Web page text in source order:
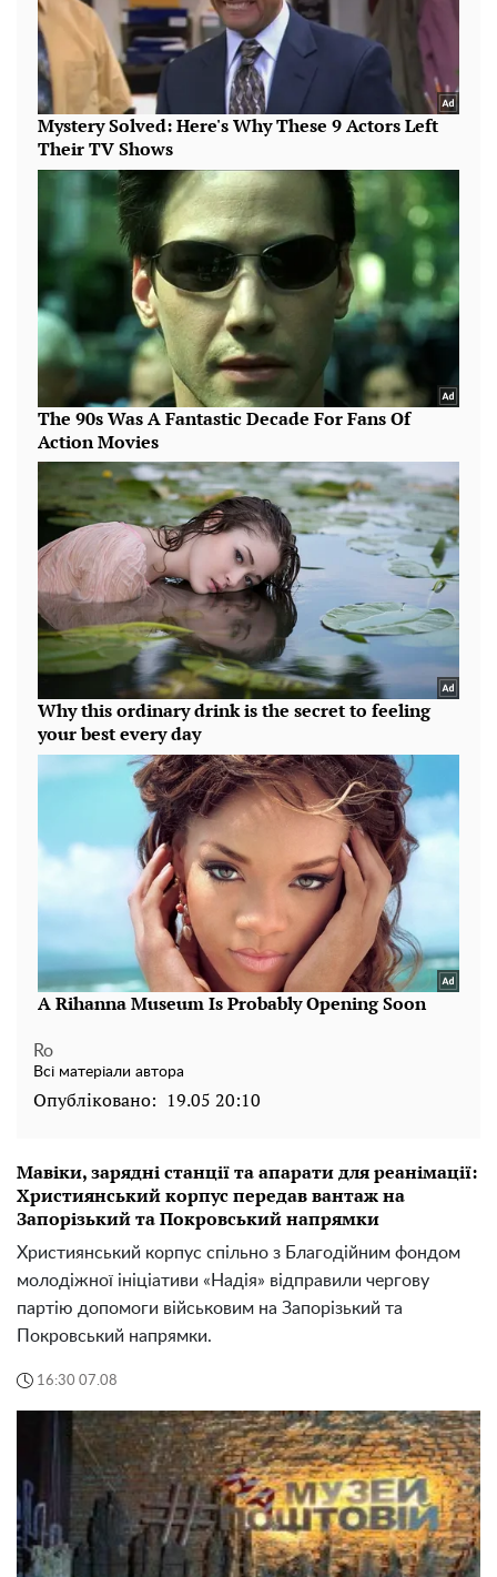
Ro
Всі матеріали автора
Опубліковано: 19.05 20:10
Мавіки, зарядні станції та апарати для реанімації:
Християнський корпус передав вантаж на
Запорізький та Покровський напрямки
Християнський корпус спільно з Благодійним фондом
молодіжної ініціативи «Надія» відправили чергову
партію допомоги військовим на Запорізький та
Покровський напрямки.
16:30 07.08